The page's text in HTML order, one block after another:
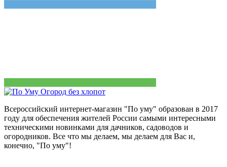
Всероссийский интернет-магазин "По уму" образован в 2017
году для обеспечения жителей России самыми интересными
техническими новинками для дачников, садоводов и
огородников. Все что мы делаем, мы делаем для Вас и,
конечно, "По уму"!